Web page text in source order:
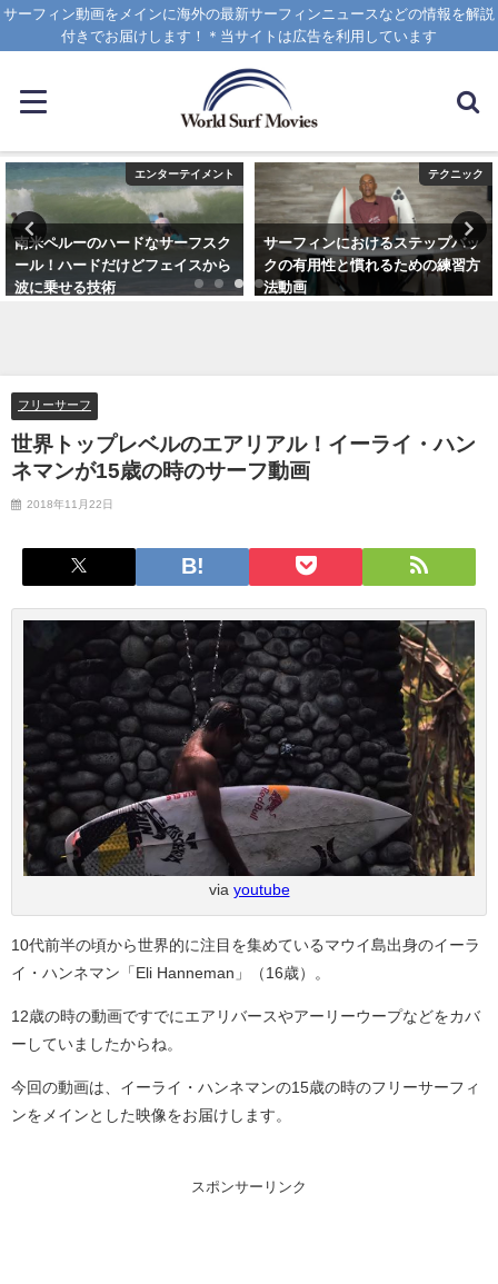
サーフィン動画をメインに海外の最新サーフィンニュースなどの情報を解説
付きでお届けします！＊当サイトは広告を利用しています
エンターテイメント
南米ペルーのハードなサーフスク
ール！ハードだけどフェイスから
波に乗せる技術
テクニック
サーフィンにおけるステップバッ
クの有用性と慣れるための練習方
法動画
フリーサーフ
世界トップレベルのエアリアル！イーライ・ハン
ネマンが15歳の時のサーフ動画
2018年11月22日
via youtube
10代前半の頃から世界的に注目を集めているマウイ島出身のイーラ
イ・ハンネマン「Eli Hanneman」（16歳）。
12歳の時の動画ですでにエアリバースやアーリーウープなどをカバ
ーしていましたからね。
今回の動画は、イーライ・ハンネマンの15歳の時のフリーサーフィ
ンをメインとした映像をお届けします。
スポンサーリンク